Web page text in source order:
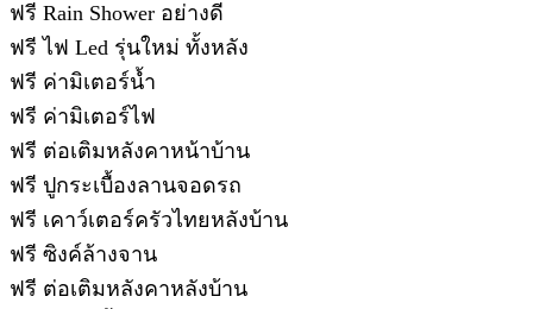
ฟรี Rain Shower อย่างดี
ฟรี ไฟ Led รุ่นใหม่ ทั้งหลัง
ฟรี ค่ามิเตอร์น้ำ
ฟรี ค่ามิเตอร์ไฟ
ฟรี ต่อเติมหลังคาหน้าบ้าน
ฟรี ปูกระเบื้องลานจอดรถ
ฟรี เคาว์เตอร์ครัวไทยหลังบ้าน
ฟรี ซิงค์ล้างจาน
ฟรี ต่อเติมหลังคาหลังบ้าน